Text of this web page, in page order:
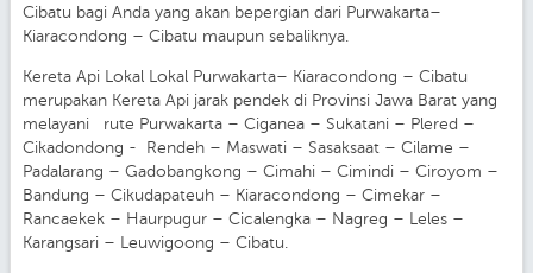
Cibatu bagi Anda yang akan bepergian dari Purwakarta–
Kiaracondong – Cibatu maupun sebaliknya.
Kereta Api Lokal Lokal Purwakarta– Kiaracondong – Cibatu
merupakan Kereta Api jarak pendek di Provinsi Jawa Barat yang
melayani rute Purwakarta – Ciganea – Sukatani – Plered –
Cikadondong - Rendeh – Maswati – Sasaksaat – Cilame –
Padalarang – Gadobangkong – Cimahi – Cimindi – Ciroyom –
Bandung – Cikudapateuh – Kiaracondong – Cimekar –
Rancaekek – Haurpugur – Cicalengka – Nagreg – Leles –
Karangsari – Leuwigoong – Cibatu.